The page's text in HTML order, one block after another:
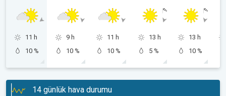
11 h
10 %
9 h
10 %
11 h
10 %
13 h
5 %
13 h
10 %
14 günlük hava durumu